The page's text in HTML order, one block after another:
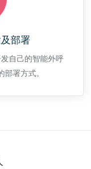
部署
自己的智能外呼
署方式。